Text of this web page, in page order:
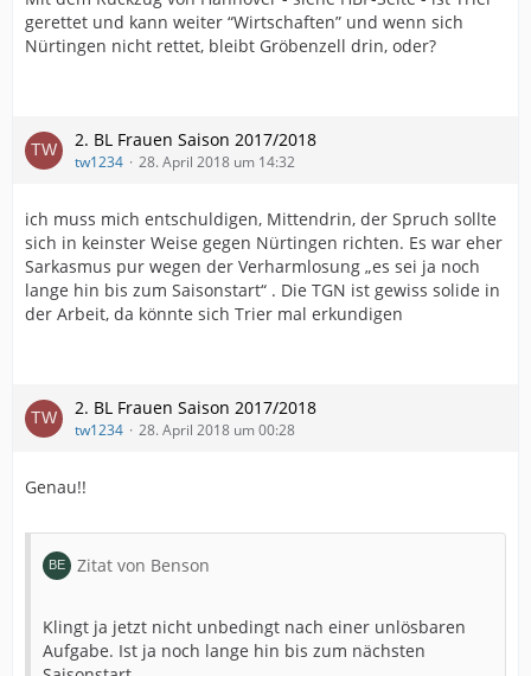
gerettet und kann weiter “Wirtschaften” und wenn sich
Nürtingen nicht rettet, bleibt Gröbenzell drin, oder?
2. BL Frauen Saison 2017/2018
tw1234 28. April 2018 um 14:32
ich muss mich entschuldigen, Mittendrin, der Spruch sollte
sich in keinster Weise gegen Nürtingen richten. Es war eher
Sarkasmus pur wegen der Verharmlosung „es sei ja noch
lange hin bis zum Saisonstart“ . Die TGN ist gewiss solide in
der Arbeit, da könnte sich Trier mal erkundigen
2. BL Frauen Saison 2017/2018
tw1234 28. April 2018 um 00:28
Genau!!
Zitat von Benson
Klingt ja jetzt nicht unbedingt nach einer unlösbaren
Aufgabe. Ist ja noch lange hin bis zum nächsten